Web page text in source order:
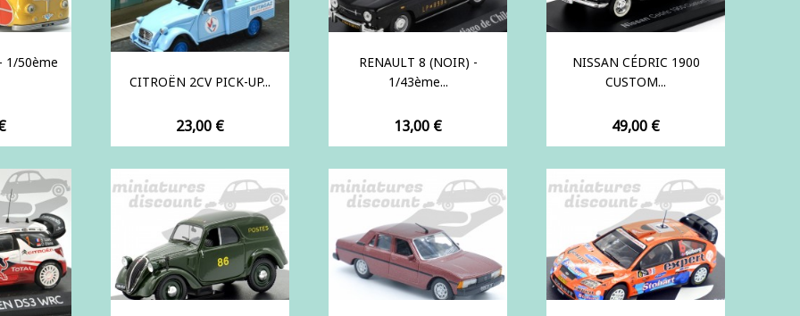
1/50ème
CITROËN 2CV PICK-UP...
Prix
23,00 €
RENAULT 8 (NOIR) -
1/43ème...
Prix
13,00 €
NISSAN CÉDRIC 1900
CUSTOM...
Prix
49,00 €